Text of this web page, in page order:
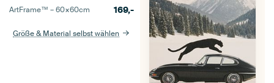
ArtFrame™ –60×60cm 169,-
Größe & Material selbst wählen